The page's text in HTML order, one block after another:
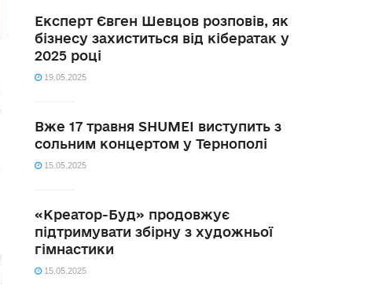
Експерт Євген Шевцов розповів, як
бізнесу захиститься від кібератак у
2025 році
19.05.2025
Вже 17 травня SHUMEI виступить з
сольним концертом у Тернополі
15.05.2025
«Креатор-Буд» продовжує
підтримувати збірну з художньої
гімнастики
15.05.2025